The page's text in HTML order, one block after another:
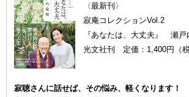
〈最新刊〉
寂庵コレクションVol.2
『あなたは、大丈夫』 瀬戸
光文社刊 定価：1,400円（税
寂聴さんに話せば、その悩み、軽くなります！